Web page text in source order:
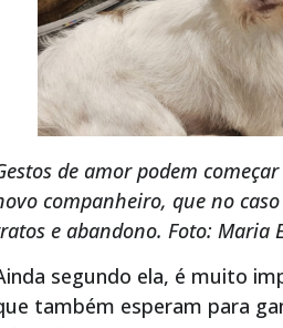
de amor podem
companheiro, que no
e abandono. Foto: Maria
segundo ela, é muito
também esperam para